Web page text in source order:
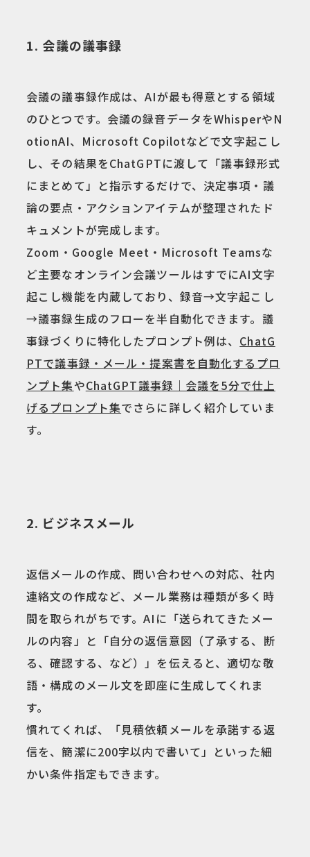
1. 会議の議事録
会議の議事録作成は、AIが最も得意とする領域
のひとつです。会議の録音データをWhisperやN
otionAI、Microsoft Copilotなどで文字起こし
し、その結果をChatGPTに渡して「議事録形式
にまとめて」と指示するだけで、決定事項・議
論の要点・アクションアイテムが整理されたド
キュメントが完成します。
Zoom・Google Meet・Microsoft Teamsな
ど主要なオンライン会議ツールはすでにAI文字
起こし機能を内蔵しており、録音→文字起こし
→議事録生成のフローを半自動化できます。議
事録づくりに特化したプロンプト例は、 ChatG
PTで議事録・メール・提案書を自動化するプロ
ンプト集やChatGPT議事録｜会議を5分で仕上
げるプロンプト集でさらに詳しく紹介していま
す。
2. ビジネスメール
返信メールの作成、問い合わせへの対応、社内
連絡文の作成など、メール業務は種類が多く時
間を取られがちです。AIに「送られてきたメー
ルの内容」と「自分の返信意図（了承する、断
る、確認する、など）」を伝えると、適切な敬
語・構成のメール文を即座に生成してくれま
す。
慣れてくれば、「見積依頼メールを承諾する返
信を、簡潔に200字以内で書いて」といった細
かい条件指定もできます。